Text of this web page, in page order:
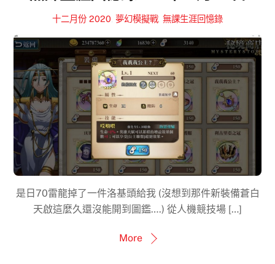
十二月份 2020 夢幻模擬戰 無課生涯回憶錄
是日70雷龍掉了一件洛基頭給我 (沒想到那件新裝備蒼白
天啟這麼久還沒能開到圖鑑….) 從人機競技場 […]
More